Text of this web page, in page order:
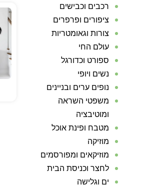
רכבים וכבישים
ציפורים ופרפרים
צורות וגאומטריות
עולם החי
ספורט וכדורגל
נשים ויופי
נופים ערים ובניינים
משפטי השראה
ומוטיבציה
מטבח ופינת אוכל
מוזיקה
מוזיקאים ומפורסמים
לחצר וכניסת הבית
ים וגלישה